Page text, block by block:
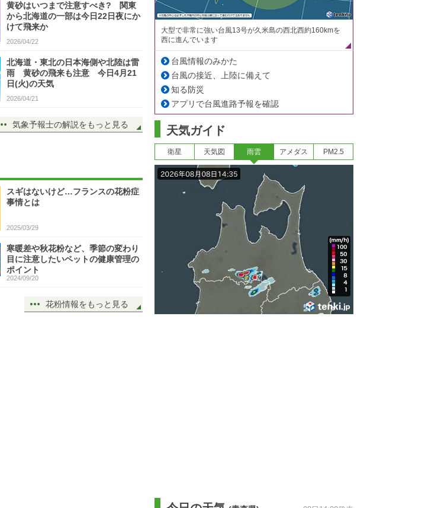
黄砂はいつまで注意すべき? 関東
から北海道の一部は今日22日夜にか
けて飛来か
2026/04/22
北海道・東北の日本海側や北陸は雷
雨 黄砂の飛来も注意 今日4月21
日(火)の天気
2026/04/21
気象予報士の解説をもっと見る
スギはないけど…フランスの花粉症
事情とは
2025/03/29
寒暖差や秋花粉など、季節の変わり
目に注意したいペットの健康管理の
ポイント
2024/09/20
花粉情報をもっと見る
大型で非常に強い台風13号が久米島の西北西約160kmを
西に進んでいます
台風情報のみかた
台風の接近、上陸に備えて
知る防災
アプリで台風進路予報を確認
天気ガイド
衛星 天気図 雨雲 アメダス PM2.5